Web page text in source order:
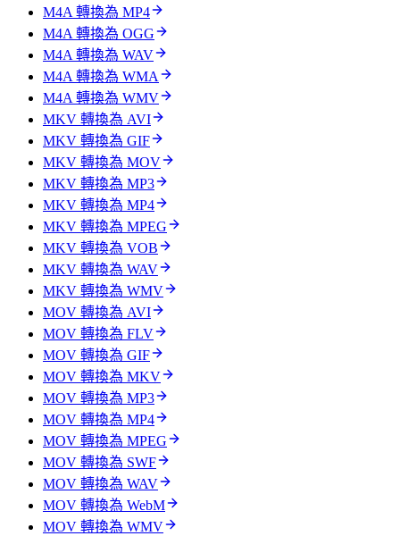
M4A 轉換為 MP4
M4A 轉換為 OGG
M4A 轉換為 WAV
M4A 轉換為 WMA
M4A 轉換為 WMV
MKV 轉換為 AVI
MKV 轉換為 GIF
MKV 轉換為 MOV
MKV 轉換為 MP3
MKV 轉換為 MP4
MKV 轉換為 MPEG
MKV 轉換為 VOB
MKV 轉換為 WAV
MKV 轉換為 WMV
MOV 轉換為 AVI
MOV 轉換為 FLV
MOV 轉換為 GIF
MOV 轉換為 MKV
MOV 轉換為 MP3
MOV 轉換為 MP4
MOV 轉換為 MPEG
MOV 轉換為 SWF
MOV 轉換為 WAV
MOV 轉換為 WebM
MOV 轉換為 WMV